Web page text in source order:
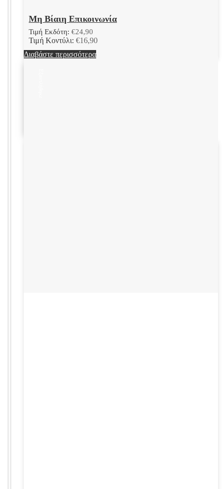
Μη Βίαιη Επικοινωνία
Τιμή Εκδότη: €24,90
Τιμή Κοντύλι: €16,90
Διαβάστε περισσότερα